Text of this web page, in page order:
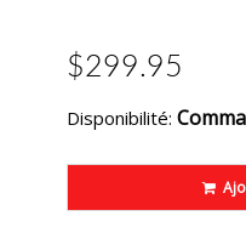
$299.95
Disponibilité: